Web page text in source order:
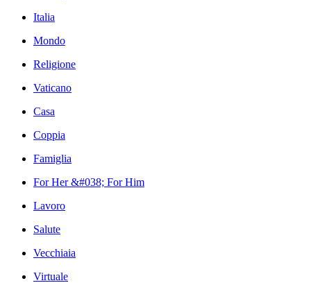
Italia
Mondo
Religione
Vaticano
Casa
Coppia
Famiglia
For Her &#038; For Him
Lavoro
Salute
Vecchiaia
Virtuale